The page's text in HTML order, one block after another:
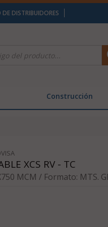
DE DISTRIBUIDORES
Construcción
XCS RV - TC
MCM / Formato: MTS.